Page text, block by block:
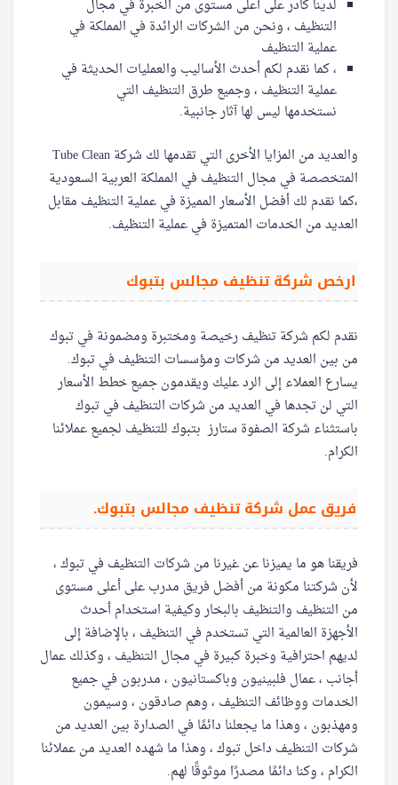
لدينا كادر على أعلى مستوى من الخبرة في مجال
التنظيف ، ونحن من الشركات الرائدة في المملكة في
عملية التنظيف
، كما نقدم لكم أحدث الأساليب والعمليات الحديثة في
عملية التنظيف ، وجميع طرق التنظيف التي
نستخدمها ليس لها آثار جانبية.
والعديد من المزايا الأخرى التي تقدمها لك شركة Tube Clean
المتخصصة في مجال التنظيف في المملكة العربية السعودية
،كما نقدم لك أفضل الأسعار المميزة في عملية التنظيف مقابل
العديد من الخدمات المتميزة في عملية التنظيف.
ارخص شركة تنظيف مجالس بتبوك
نقدم لكم شركة تنظيف رخيصة ومختبرة ومضمونة في تبوك
من بين العديد من شركات ومؤسسات التنظيف في تبوك.
يسارع العملاء إلى الرد عليك ويقدمون جميع خطط الأسعار
التي لن تجدها في العديد من شركات التنظيف في تبوك
باستثناء شركة الصفوة ستارز بتبوك للتنظيف لجميع عملائنا
الكرام.
فريق عمل شركة تنظيف مجالس بتبوك.
فريقنا هو ما يميزنا عن غيرنا من شركات التنظيف في تبوك ،
لأن شركتنا مكونة من أفضل فريق مدرب على أعلى مستوى
من التنظيف والتنظيف بالبخار وكيفية استخدام أحدث
الأجهزة العالمية التي تستخدم في التنظيف ، بالإضافة إلى
لديهم احترافية وخبرة كبيرة في مجال التنظيف ، وكذلك عمال
أجانب ، عمال فلبينيون وباكستانيون ، مدربون في جميع
الخدمات ووظائف التنظيف ، وهم صادقون ، وسيمون
ومهذبون ، وهذا ما يجعلنا دائمًا في الصدارة بين العديد من
شركات التنظيف داخل تبوك ، وهذا ما شهده العديد من عملائنا
الكرام ، وكنا دائمًا مصدرًا موثوقًا لهم.